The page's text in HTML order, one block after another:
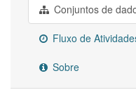
Conjuntos de
Fluxo de
Sobre